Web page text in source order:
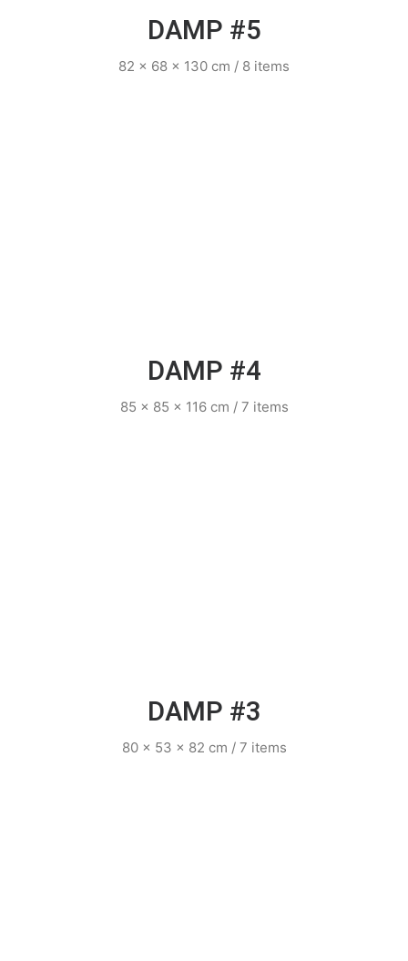
DAMP #5
82 x 68 x 130 cm / 8 items
DAMP #4
85 x 85 x 116 cm / 7 items
DAMP #3
80 x 53 x 82 cm / 7 items